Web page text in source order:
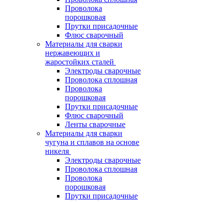
Проволока
порошковая
Прутки присадочные
Флюс сварочный
Материалы для сварки
нержавеющих и
жаростойких сталей
Электроды сварочные
Проволока сплошная
Проволока
порошковая
Прутки присадочные
Флюс сварочный
Ленты сварочные
Материалы для сварки
чугуна и сплавов на основе
никеля
Электроды сварочные
Проволока сплошная
Проволока
порошковая
Прутки присадочные